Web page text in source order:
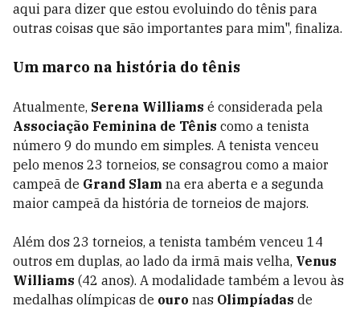
aqui para dizer que estou evoluindo do tênis para
outras coisas que são importantes para mim", finaliza.
Um marco na história do tênis
Atualmente, Serena Williams é considerada pela
Associação Feminina de Tênis como a tenista
número 9 do mundo em simples. A tenista venceu
pelo menos 23 torneios, se consagrou como a maior
campeã de Grand Slam na era aberta e a segunda
maior campeã da história de torneios de majors.
Além dos 23 torneios, a tenista também venceu 14
outros em duplas, ao lado da irmã mais velha, Venus
Williams (42 anos). A modalidade também a levou às
medalhas olímpicas de ouro nas Olimpíadas de